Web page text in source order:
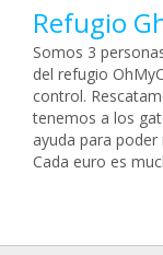
Refugio
Somos 3
del refugio
control.
tenemos a los
ayuda para
Cada euro es